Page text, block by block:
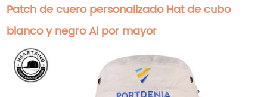
Patch de cuero personalizado Hat de cubo
blanco y negro Al por mayor